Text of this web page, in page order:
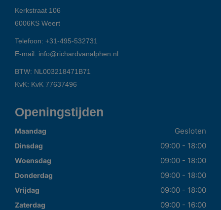
Kerkstraat 106
6006KS Weert
Telefoon: +31-495-532731
E-mail: info@richardvanalphen.nl
BTW: NL003218471B71
KvK: KvK 77637496
Openingstijden
Maandag Gesloten
Dinsdag 09:00 - 18:00
Woensdag 09:00 - 18:00
Donderdag 09:00 - 18:00
Vrijdag 09:00 - 18:00
Zaterdag 09:00 - 16:00